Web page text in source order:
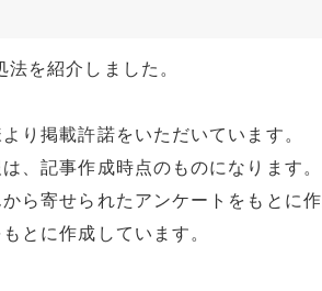
を紹介しました。
り掲載許諾をいただいています。
、記事作成時点のものになります。
ら寄せられたアンケートをもとに作
とに作成しています。